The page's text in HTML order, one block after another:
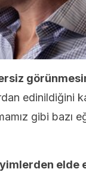
edinildiğini
gibi bazı